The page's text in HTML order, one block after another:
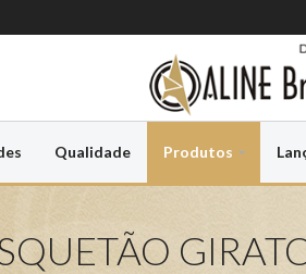
Qualidade Produtos